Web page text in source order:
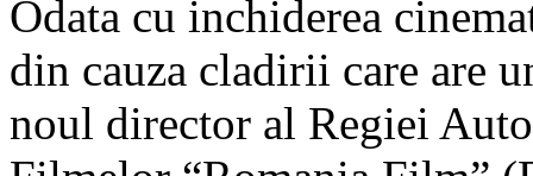
Odata cu inchiderea
din cauza cladirii care are
noul director al Regiei